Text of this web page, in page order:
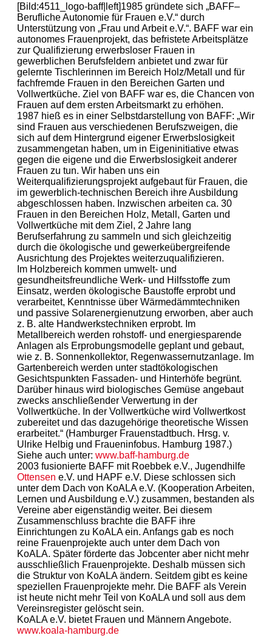
[Bild:4511_logo-baff|left]1985 gründete sich „BAFF–
Berufliche Autonomie für Frauen e.V.“ durch
Unterstützung von „Frau und Arbeit e.V.“. BAFF war ein
autonomes Frauenprojekt, das befristete Arbeitsplätze
zur Qualifizierung erwerbsloser Frauen in
gewerblichen Berufsfeldern anbietet und zwar für
gelernte Tischlerinnen im Bereich Holz/Metall und für
fachfremde Frauen in den Bereichen Garten und
Vollwertküche. Ziel von BAFF war es, die Chancen von
Frauen auf dem ersten Arbeitsmarkt zu erhöhen.
1987 hieß es in einer Selbstdarstellung von BAFF: „Wir
sind Frauen aus verschiedenen Berufszweigen, die
sich auf dem Hintergrund eigener Erwerbslosigkeit
zusammengetan haben, um in Eigeninitiative etwas
gegen die eigene und die Erwerbslosigkeit anderer
Frauen zu tun. Wir haben uns ein
Weiterqualifizierungsprojekt aufgebaut für Frauen, die
im gewerblich-technischen Bereich ihre Ausbildung
abgeschlossen haben. Inzwischen arbeiten ca. 30
Frauen in den Bereichen Holz, Metall, Garten und
Vollwertküche mit dem Ziel, 2 Jahre lang
Berufserfahrung zu sammeln und sich gleichzeitig
durch die ökologische und gewerkeübergreifende
Ausrichtung des Projektes weiterzuqualifizieren.
Im Holzbereich kommen umwelt- und
gesundheitsfreundliche Werk- und Hilfsstoffe zum
Einsatz, werden ökologische Baustoffe erprobt und
verarbeitet, Kenntnisse über Wärmedämmtechniken
und passive Solarenergienutzung erworben, aber auch
z. B. alte Handwerkstechniken erprobt. Im
Metallbereich werden rohstoff- und energiesparende
Anlagen als Erprobungsmodelle geplant und gebaut,
wie z. B. Sonnenkollektor, Regenwassernutzanlage. Im
Gartenbereich werden unter stadtökologischen
Gesichtspunkten Fassaden- und Hinterhöfe begrünt.
Darüber hinaus wird biologisches Gemüse angebaut
zwecks anschließender Verwertung in der
Vollwertküche. In der Vollwertküche wird Vollwertkost
zubereitet und das dazugehörige theoretische Wissen
erarbeitet.“ (Hamburger Frauenstadtbuch. Hrsg. v.
Ulrike Helbig und Fraueninfobus. Hamburg 1987.)
Siehe auch unter: www.baff-hamburg.de
2003 fusionierte BAFF mit Roebbek e.V., Jugendhilfe
Ottensen e.V. und HAPF e.V. Diese schlossen sich
unter dem Dach von KoALA e.V. (Kooperation Arbeiten,
Lernen und Ausbildung e.V.) zusammen, bestanden als
Vereine aber eigenständig weiter. Bei diesem
Zusammenschluss brachte die BAFF ihre
Einrichtungen zu KoALA ein. Anfangs gab es noch
reine Frauenprojekte auch unter dem Dach von
KoALA. Später förderte das Jobcenter aber nicht mehr
ausschließlich Frauenprojekte. Deshalb müssen sich
die Struktur von KoALA ändern. Seitdem gibt es keine
speziellen Frauenprojekte mehr. Die BAFF als Verein
ist heute nicht mehr Teil von KoALA und soll aus dem
Vereinsregister gelöscht sein.
KoALA e.V. bietet Frauen und Männern Angebote.
www.koala-hamburg.de